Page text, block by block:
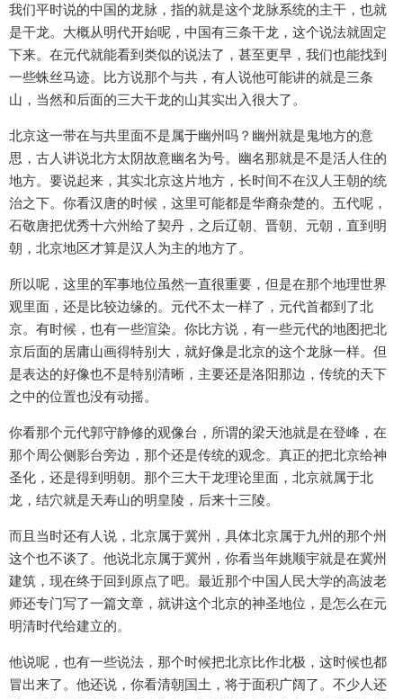
我们平时说的中国的龙脉，指的就是这个龙脉系统的主干，也就
是干龙。大概从明代开始呢，中国有三条干龙，这个说法就固定
下来。在元代就能看到类似的说法了，甚至更早，我们也能找到
一些蛛丝马迹。比方说那个与共，有人说他可能讲的就是三条
山，当然和后面的三大干龙的山其实出入很大了。
北京这一带在与共里面不是属于幽州吗？幽州就是鬼地方的意
思，古人讲说北方太阴故意幽名为号。幽名那就是不是活人住的
地方。要说起来，其实北京这片地方，长时间不在汉人王朝的统
治之下。你看汉唐的时候，这里可能都是华裔杂楚的。五代呢，
石敬唐把优秀十六州给了契丹，之后辽朝、晋朝、元朝，直到明
朝，北京地区才算是汉人为主的地方了。
所以呢，这里的军事地位虽然一直很重要，但是在那个地理世界
观里面，还是比较边缘的。元代不太一样了，元代首都到了北
京。有时候，也有一些渲染。你比方说，有一些元代的地图把北
京后面的居庸山画得特别大，就好像是北京的这个龙脉一样。但
是表达的好像也不是特别清晰，主要还是洛阳那边，传统的天下
之中的位置也没有动摇。
你看那个元代郭守静修的观像台，所谓的梁天池就是在登峰，在
那个周公侧影台旁边，那个还是传统的观念。真正的把北京给神
圣化，还是得到明朝。那个三大干龙理论里面，北京就属于北
龙，结穴就是天寿山的明皇陵，后来十三陵。
而且当时还有人说，北京属于冀州，具体北京属于九州的那个州
这个也不谈了。他说北京属于冀州，你看当年姚顺宇就是在冀州
建筑，现在终于回到原点了吧。最近那个中国人民大学的高波老
师还专门写了一篇文章，就讲这个北京的神圣地位，是怎么在元
明清时代给建立的。
他说呢，也有一些说法，那个时候把北京比作北极，这时候也都
冒出来了。他还说，你看清朝国土，将于面积广阔了。不少人还